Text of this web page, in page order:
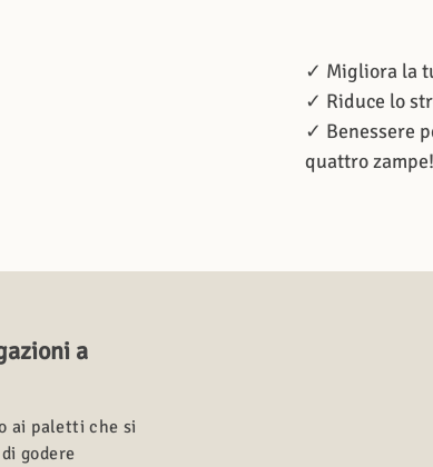
✓ Migliora la
✓ Riduce lo
✓ Benessere
quattro
a
ai paletti che si
godere